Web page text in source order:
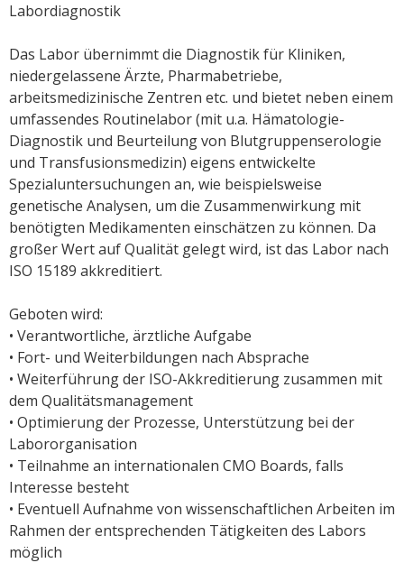
Labordiagnostik
Das Labor übernimmt die Diagnostik für Kliniken,
niedergelassene Ärzte, Pharmabetriebe,
arbeitsmedizinische Zentren etc. und bietet neben einem
umfassendes Routinelabor (mit u.a. Hämatologie-
Diagnostik und Beurteilung von Blutgruppenserologie
und Transfusionsmedizin) eigens entwickelte
Spezialuntersuchungen an, wie beispielsweise
genetische Analysen, um die Zusammenwirkung mit
benötigten Medikamenten einschätzen zu können. Da
großer Wert auf Qualität gelegt wird, ist das Labor nach
ISO 15189 akkreditiert.
Geboten wird:
• Verantwortliche, ärztliche Aufgabe
• Fort- und Weiterbildungen nach Absprache
• Weiterführung der ISO-Akkreditierung zusammen mit
dem Qualitätsmanagement
• Optimierung der Prozesse, Unterstützung bei der
Labororganisation
• Teilnahme an internationalen CMO Boards, falls
Interesse besteht
• Eventuell Aufnahme von wissenschaftlichen Arbeiten im
Rahmen der entsprechenden Tätigkeiten des Labors
möglich